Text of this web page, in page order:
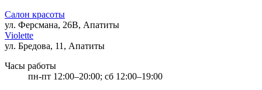
Салон красоты
ул. Ферсмана, 26В, Апатиты
Violette
ул. Бредова, 11, Апатиты
Часы работы
пн-пт 12:00–20:00; сб 12:00–19:00